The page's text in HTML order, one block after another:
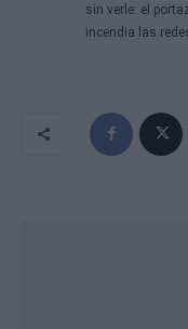
sin verle: el
incendia las